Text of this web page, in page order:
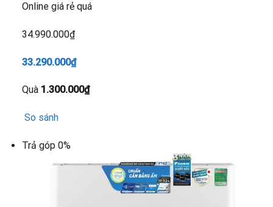
Online giá rẻ quá
34.990.000₫
33.290.000₫
Quà 1.300.000₫
So sánh
Trả góp 0%